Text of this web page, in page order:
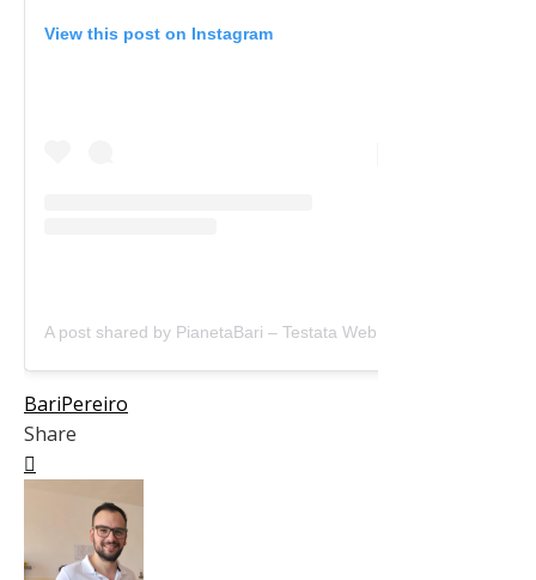
View this post on Instagram
BariPereiro
Share
Facebook
Twitter
LinkedIn
Pinterest